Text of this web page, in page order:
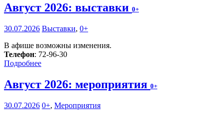
Август 2026: выставки 0+
30.07.2026 Выставки, 0+
В афише возможны изменения.
Телефон: 72-96-30
Подробнее
Август 2026: мероприятия 0+
30.07.2026 0+, Мероприятия